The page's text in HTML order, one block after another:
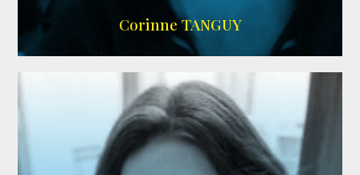
SITE OFFICIEL
Corinne TANGUY